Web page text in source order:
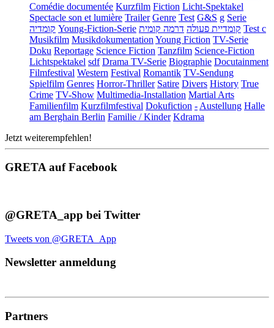
Comédie documentée Kurzfilm Fiction Licht-Spektakel
Spectacle son et lumière Trailer Genre Test G&S g Serie
קומדיה Young-Fiction-Serie קומדיית פעולה דרמה קומית
Test c
Musikfilm Musikdokumentation Young Fiction TV-Serie
Doku Reportage Science Fiction Tanzfilm Science-Fiction
Lichtspektakel sdf Drama TV-Serie Biographie Docutainment
Filmfestival Western Festival Romantik TV-Sendung
Spielfilm Genres Horror-Thriller Satire Divers History True
Crime TV-Show Multimedia-Installation Martial Arts
Familienfilm Kurzfilmfestival Dokufiction - Austellung Halle
am Berghain Berlin Familie / Kinder Kdrama
Jetzt weiterempfehlen!
GRETA auf Facebook
@GRETA_app bei Twitter
Tweets von @GRETA_App
Newsletter anmeldung
Partners